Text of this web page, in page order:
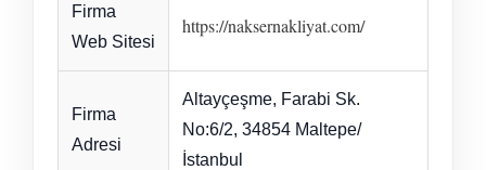
Firma
Web Sitesi
https://naksernakliyat.com/
Firma
Adresi
Altayçeşme, Farabi Sk.
No:6/2, 34854 Maltepe/
İstanbul